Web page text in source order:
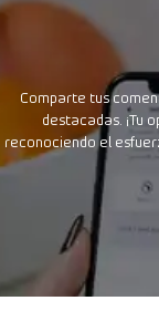
Comparte tus
destacadas. ¡Tu
re conociendo el